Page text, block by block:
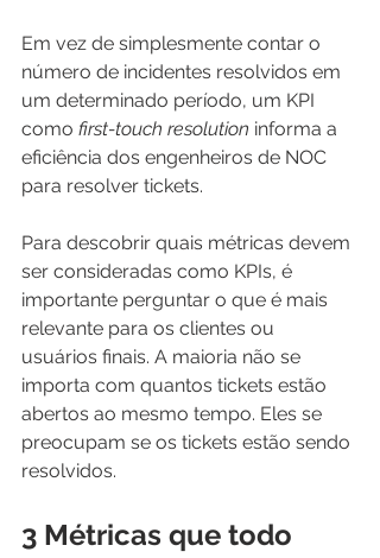
Em vez de simplesmente contar o
número de incidentes resolvidos em
um determinado período, um KPI
como first-touch resolution informa a
eficiência dos engenheiros de NOC
para resolver tickets.
Para descobrir quais métricas devem
ser consideradas como KPIs, é
importante perguntar o que é mais
relevante para os clientes ou
usuários finais. A maioria não se
importa com quantos tickets estão
abertos ao mesmo tempo. Eles se
preocupam se os tickets estão sendo
resolvidos.
3 Métricas que todo